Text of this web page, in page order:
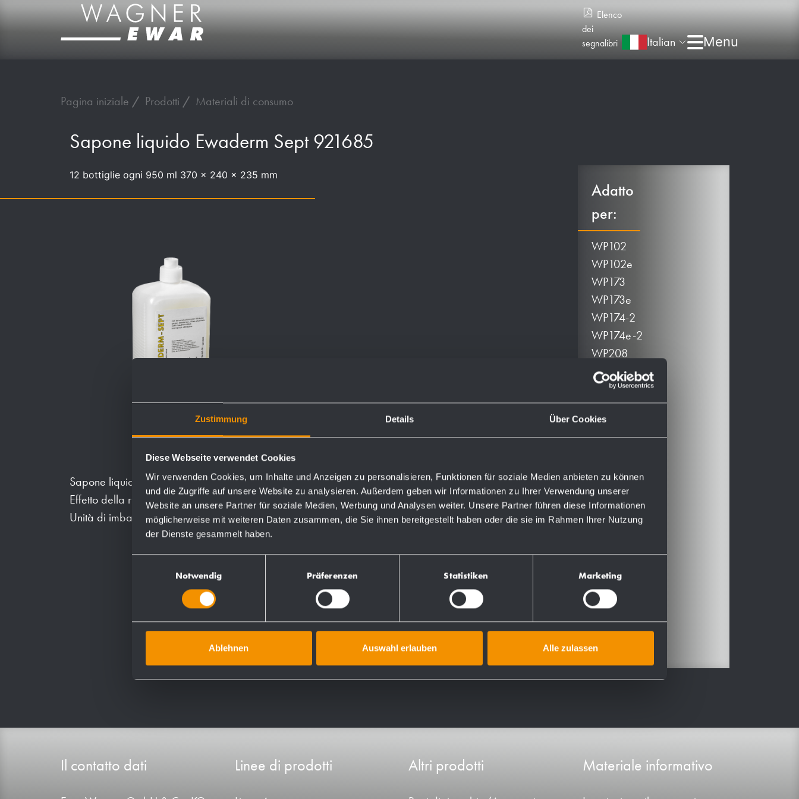
Zustimmung Details Über Cookies
Diese Webseite verwendet Cookies
Wir verwenden Cookies, um Inhalte und Anzeigen zu personalisieren, Funktionen für soziale Medien anbieten zu können
und die Zugriffe auf unsere Website zu analysieren. Außerdem geben wir Informationen zu Ihrer Verwendung unserer
Website an unsere Partner für soziale Medien, Werbung und Analysen weiter. Unsere Partner führen diese Informationen
möglicherweise mit weiteren Daten zusammen, die Sie ihnen bereitgestellt haben oder die sie im Rahmen Ihrer Nutzung
der Dienste gesammelt haben.
Notwendig Präferenzen Statistiken Marketing
Ablehnen Auswahl erlauben Alle zulassen
Elenco
dei
segnalibri
Italian
Pagina iniziale Prodotti Materiali di consumo
Sapone liquido Ewaderm Sept 921685
12 bottiglie ogni 950 ml 370 x 240 x 235 mm
Sapone liquido biodegradabile
Effetto della riduzione dei germi.
Unità di imballaggio: 12 bottiglie di 950 ml; 12,3 kg
Adatto
per:
WP102
WP102e
WP173
WP173e
WP174-2
WP174e-2
WP208
WP208e
WP500
WP500e
WP510
WP510e
WP575e
WP585
WP585-7
WP600e
WP650
WP650e
Il contatto dati Linee di prodotti Altri prodotti Materiale informativo